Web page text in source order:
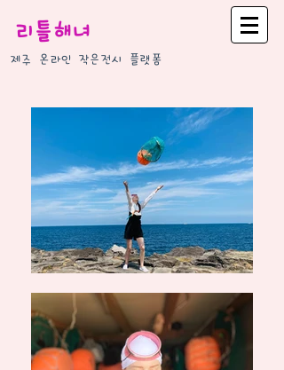
리틀해녀
제주 온라인 작은전시 플랫폼